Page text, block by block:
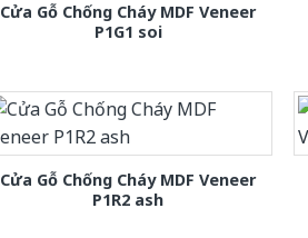
Cửa Gỗ Chống Cháy MDF Veneer
P1G1 soi
Cửa Gỗ Chống Cháy MDF Veneer
P1R2 ash